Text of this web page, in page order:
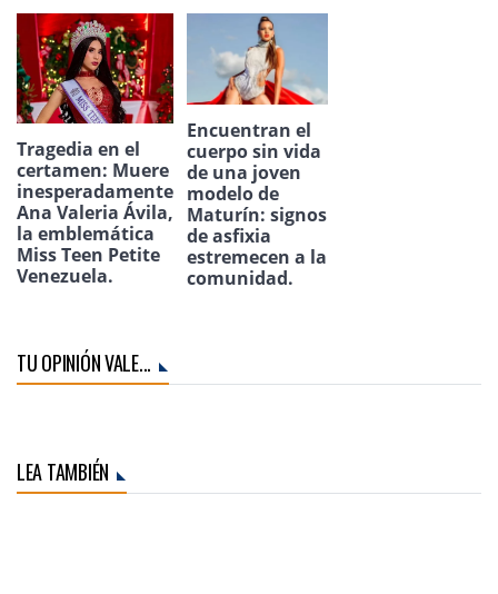
Tragedia en el
certamen: Muere
inesperadamente
Ana Valeria Ávila,
la emblemática
Miss Teen Petite
Venezuela.
Encuentran el
cuerpo sin vida
de una joven
modelo de
Maturín: signos
de asfixia
estremecen a la
comunidad.
TU OPINIÓN VALE...
LEA TAMBIÉN